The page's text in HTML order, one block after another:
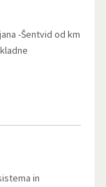
-Šentvid od km
in